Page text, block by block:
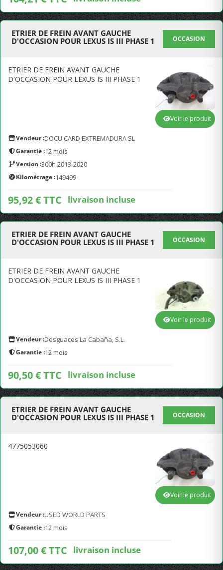
ETRIER DE FREIN AVANT GAUCHE
D'OCCASION POUR LEXUS IS III PHASE 1
OCCASION
ETRIER DE FREIN AVANT GAUCHE
D'OCCASION POUR LEXUS IS III PHASE 1
Vendeur :DOCU CARD EXTREMADURA SL
Garantie :12 mois
Version :300h 2013-2020
Kilométrage :149499
95,92 € TTC livraison incluse
Voir le produit
ETRIER DE FREIN AVANT GAUCHE
D'OCCASION POUR LEXUS IS III PHASE 1
OCCASION
ETRIER DE FREIN AVANT GAUCHE
D'OCCASION POUR LEXUS IS III PHASE 1
Vendeur :Desguaces La Cabaña, S.L.
Garantie :12 mois
90,50 € TTC livraison incluse
Voir le produit
ETRIER DE FREIN AVANT GAUCHE
D'OCCASION POUR LEXUS IS III PHASE 1
OCCASION
4775053060
Vendeur :USED WORLD PARTS
Garantie :12 mois
107,00 € TTC livraison incluse
Voir le produit